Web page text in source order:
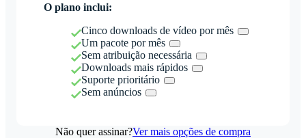
O plano inclui:
Cinco downloads de vídeo por mês
Um pacote por mês
Sem atribuição necessária
Downloads mais rápidos
Suporte prioritário
Sem anúncios
Não quer assinar?Ver mais opções de compra